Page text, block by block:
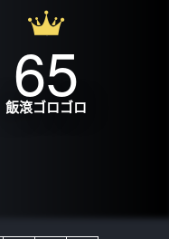
65
飯滾ゴロゴロ